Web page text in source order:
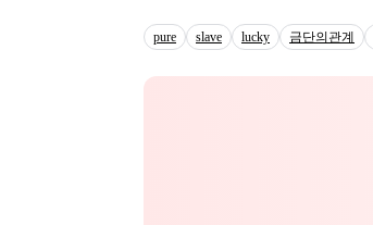
pure slave lucky 금단의관계